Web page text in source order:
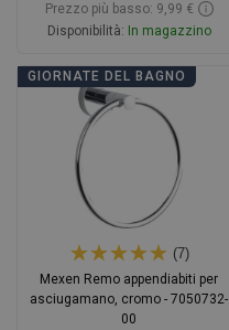
Prezzo più basso: 9,99 €
Disponibilità: In magazzino
Aggiungi al carrello
favorite_border Preferito
Confrontare
GIORNATE DEL BAGNO
(7)
Mexen Remo appendiabiti per
asciugamano, cromo - 7050732-
00